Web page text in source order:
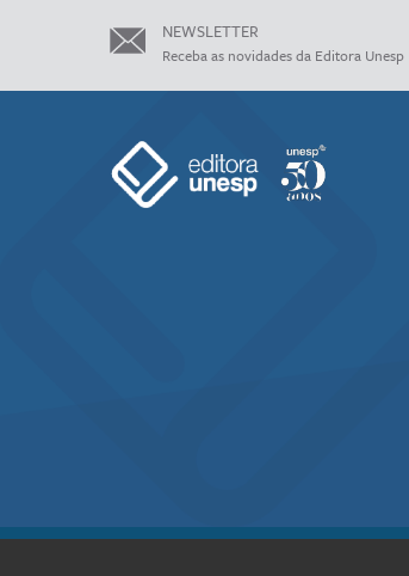
NEWSLETTER
Receba as novidades da Editora Unesp